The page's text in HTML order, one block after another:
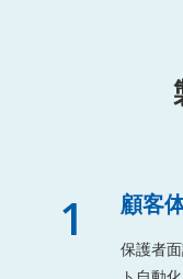
1 顧客
保護者